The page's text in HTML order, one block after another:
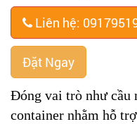
Liên hệ:
Đặt Ngay
Đóng vai trò như cầu
container nhằm hỗ